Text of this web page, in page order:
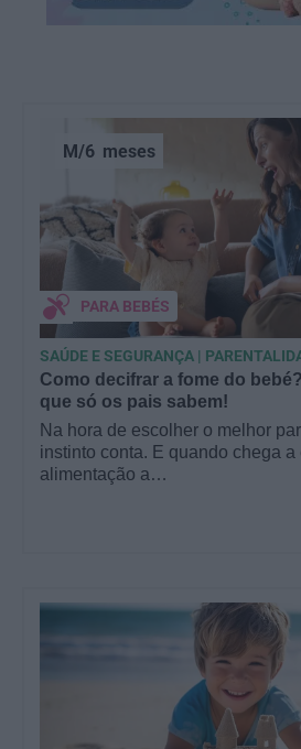
Como decifrar a fome do
que só os pais sabem!
Na hora de escolher o melhor
instinto conta. E quando chega a
alimentação a…
M/6 meses
PARA BEBÉS
SAÚDE E SEGURANÇA |